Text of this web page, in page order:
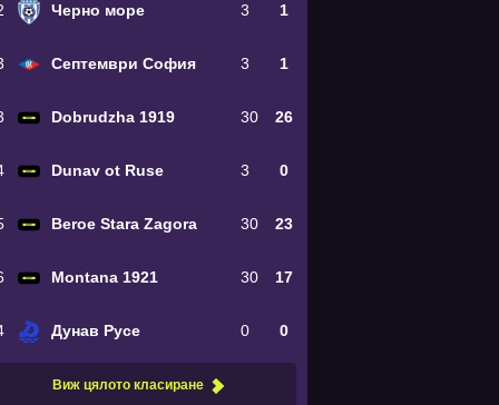
Черно море 3 1
Септември София 3 1
Dobrudzha 1919 30 26
Dunav ot Ruse 3 0
Beroe Stara Zagora 30 23
Montana 1921 30 17
Дунав Русе 0 0
Виж цялото класиране